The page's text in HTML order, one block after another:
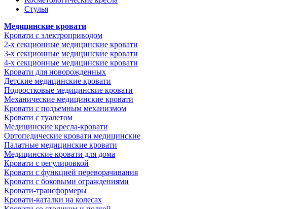
Стулья
Медицинские кровати
Кровати с электроприводом
2-х секционные медицинские кровати
3-х секционные медицинские кровати
4-х секционные медицинские кровати
Кровати для новорожденных
Детские медицинские кровати
Подростковые медицинские кровати
Механические медицинские кровати
Кровати с подъемным механизмом
Кровати с туалетом
Медицинские крeсла-кровати
Ортопедические кровати медицинские
Палатные медицинские кровати
Медицинские кровати для дома
Кровати с регулировкой
Кровати с функцией переворачивания
Кровати с боковыми ограждениями
Кровати-трансформеры
Кровати-каталки на колесах